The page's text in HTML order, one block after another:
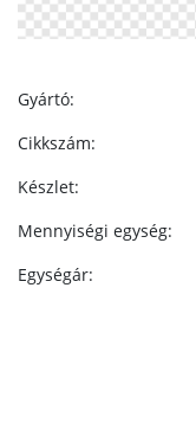
Gyártó:
Cikkszám:
Készlet:
Mennyiségi egység:
Egységár: